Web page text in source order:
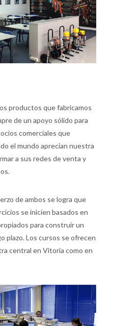
productos que fabricamos
de un apoyo sólido para
comerciales que
el mundo aprecian nuestra
a sus redes de venta y
de ambos se logra que
se inicien basados en
para construir un
plazo. Los cursos se ofrecen
central en Vitoria como en